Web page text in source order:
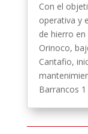
Con el
operativa y
de hierro en
Orinoco,
Cantafio,
Barrancos 1